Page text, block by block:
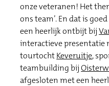
onze veteranen! Het
ons team’. En dat is
een heerlijk ontbijt bij
interactieve presentatie
tourtochtKeveruitje,
teambuilding bij
afgesloten met een